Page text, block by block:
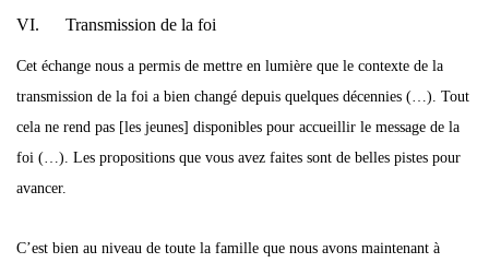
VI. Transmission de la foi
Cet échange nous a permis de mettre en lumière que le contexte de la
transmission de la foi a bien changé depuis quelques décennies (…). Tout
cela ne rend pas [les jeunes] disponibles pour accueillir le message de la
foi (…). Les propositions que vous avez faites sont de belles pistes pour
avancer.
C’est bien au niveau de toute la famille que nous avons maintenant à